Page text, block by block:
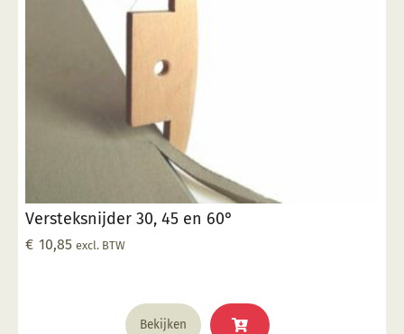
Versteksnijder 30, 45 en 60°
€ 10,85 excl. BTW
Bekijken